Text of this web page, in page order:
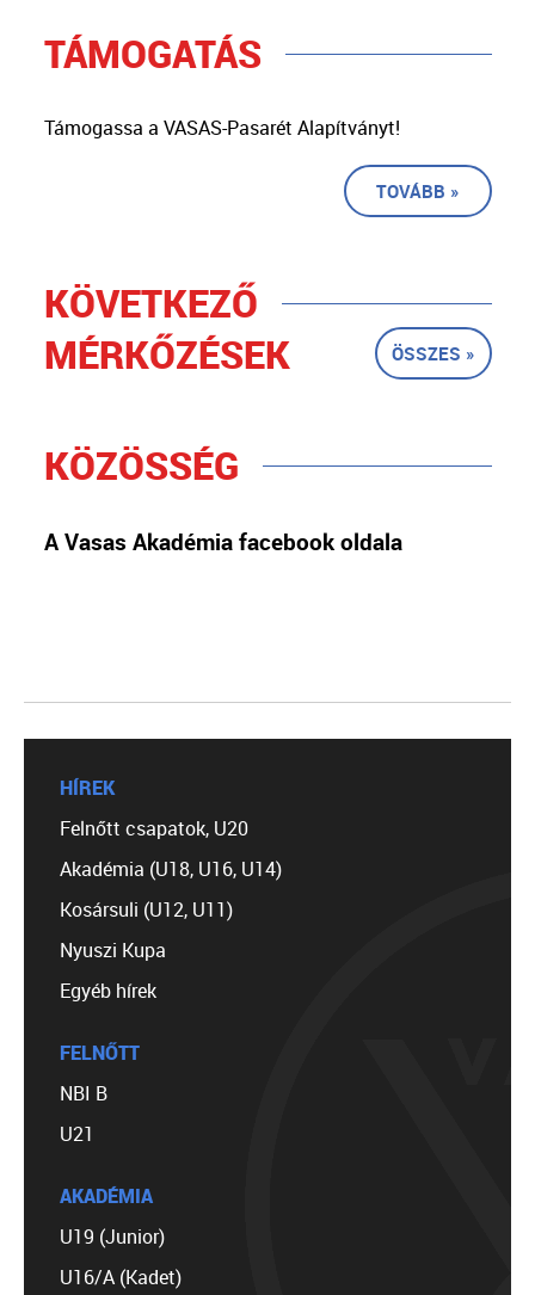
TÁMOGATÁS
Támogassa a VASAS-Pasarét Alapítványt!
TOVÁBB »
KÖVETKEZŐ
MÉRKŐZÉSEK
ÖSSZES »
KÖZÖSSÉG
A Vasas Akadémia facebook oldala
HÍREK
Felnőtt csapatok, U20
Akadémia (U18, U16, U14)
Kosársuli (U12, U11)
Nyuszi Kupa
Egyéb hírek
FELNŐTT
NBI B
U21
AKADÉMIA
U19 (Junior)
U16/A (Kadet)